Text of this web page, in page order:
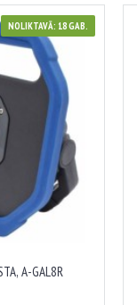
NOLIKTAVĀ: 18 GAB.
A-GAL8R